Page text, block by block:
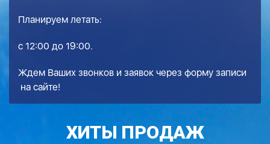
Планируем летать:
с 12:00 до 19:00.
Ждем Ваших звонков и заявок через форму записи
на сайте!
ХИТЫ ПРОДАЖ